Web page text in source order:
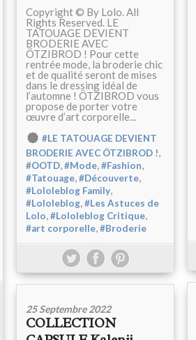
Copyright © By Lolo. All
Rights Reserved. LE
TATOUAGE DEVIENT
BRODERIE AVEC
ÖTZIBROD ! Pour cette
rentrée mode, la broderie chic
et de qualité seront de mises
dans le dressing idéal de
l’automne ! ÖTZIBROD vous
propose de porter votre
œuvre d’art corporelle...
#LE TATOUAGE DEVIENT
BRODERIE AVEC ÖTZIBROD !,
#OOTD,#Mode,#Fashion,
#Tatouage,#Découverte,
#Lololeblog Family,
#Lololeblog,#Les Astuces de
Lolo,#Lololeblog Critique,
#art corporelle,#Broderie
25 Septembre 2022
COLLECTION